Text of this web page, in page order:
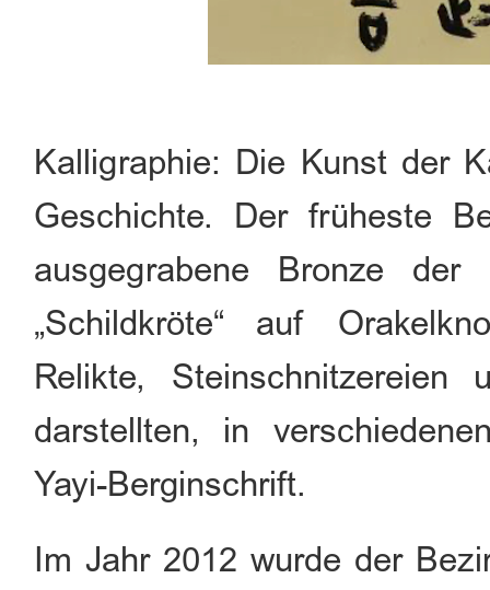
Kalligraphie: Die Kunst der
Geschichte. Der früheste
ausgegrabene Bronze
„Schildkröte“ auf
Relikte, Steinschnitzereien
darstellten, in
Yayi-Berginschrift.
Im Jahr 2012 wurde der